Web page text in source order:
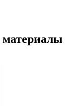
материалы